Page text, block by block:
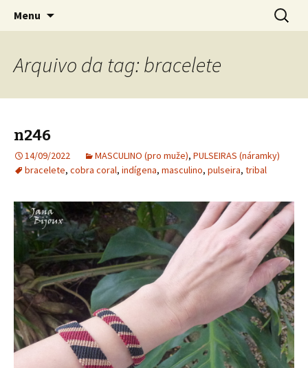
Jana Bijoux
Bijuteria artesanal
Menu
por:
Arquivo da tag: bracelete
n246
14/09/2022 MASCULINO (pro muže), PULSEIRAS (náramky)
bracelete, cobra coral, indígena, masculino, pulseira, tribal